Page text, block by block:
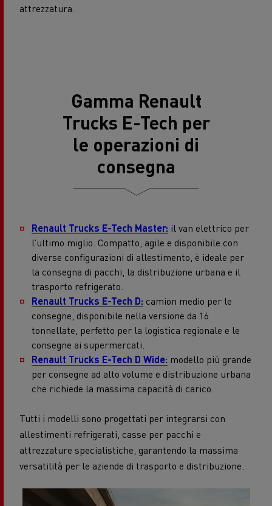
attrezzatura.
Gamma Renault
Trucks E-Tech per
le operazioni di
consegna
Renault Trucks E-Tech Master: il van elettrico per
l’ultimo miglio. Compatto, agile e disponibile con
diverse configurazioni di allestimento, è ideale per
la consegna di pacchi, la distribuzione urbana e il
trasporto refrigerato.
Renault Trucks E-Tech D: camion medio per le
consegne, disponibile nella versione da 16
tonnellate, perfetto per la logistica regionale e le
consegne ai supermercati.
Renault Trucks E-Tech D Wide: modello più grande
per consegne ad alto volume e distribuzione urbana
che richiede la massima capacità di carico.
Tutti i modelli sono progettati per integrarsi con
allestimenti refrigerati, casse per pacchi e
attrezzature specialistiche, garantendo la massima
versatilità per le aziende di trasporto e distribuzione.